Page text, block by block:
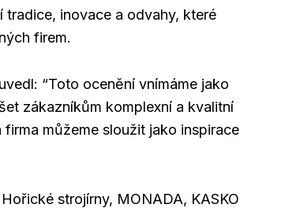
tradice, inovace a odvahy, které
firem.
“Toto ocenění vnímáme jako
zákazníkům komplexní a kvalitní
můžeme sloužit jako inspirace
strojírny, MONADA, KASKO